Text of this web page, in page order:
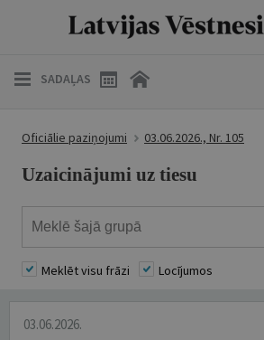
SADAĻAS
Oficiālie paziņojumi 03.06.2026., Nr. 105
Uzaicinājumi uz tiesu
Meklēt visu frāzi Locījumos
03.06.2026.